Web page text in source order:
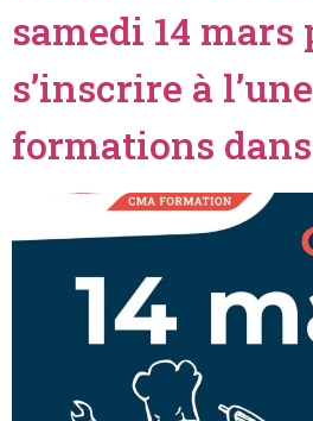
samedi 14 mars
s’inscrire à
formations